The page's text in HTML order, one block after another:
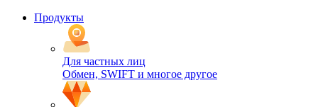
Продукты
Для частных лиц
Обмен, SWIFT и многое другое